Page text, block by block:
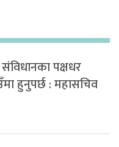
संविधानका पक्षधर
हुनुपर्छ : महासचिव